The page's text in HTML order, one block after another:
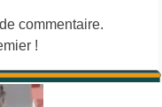
commentaire.
!